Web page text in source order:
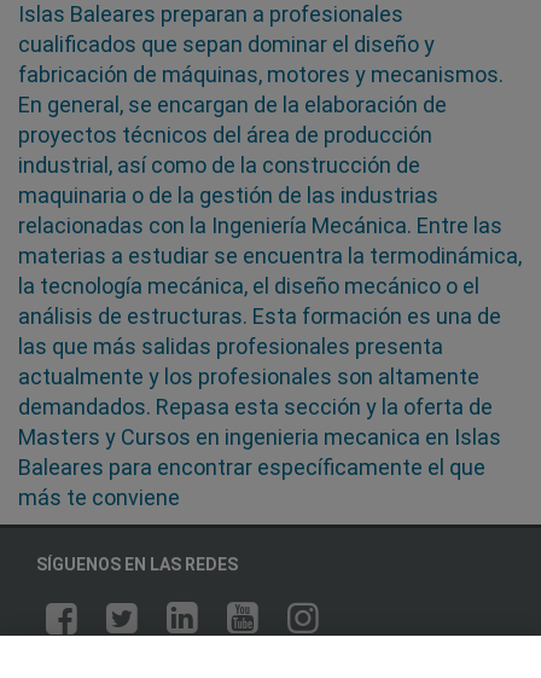
Islas Baleares preparan a profesionales
cualificados que sepan dominar el diseño y
fabricación de máquinas, motores y mecanismos.
En general, se encargan de la elaboración de
proyectos técnicos del área de producción
industrial, así como de la construcción de
maquinaria o de la gestión de las industrias
relacionadas con la Ingeniería Mecánica. Entre las
materias a estudiar se encuentra la termodinámica,
la tecnología mecánica, el diseño mecánico o el
análisis de estructuras. Esta formación es una de
las que más salidas profesionales presenta
actualmente y los profesionales son altamente
demandados. Repasa esta sección y la oferta de
Masters y Cursos en ingenieria mecanica en Islas
Baleares para encontrar específicamente el que
más te conviene
SÍGUENOS EN LAS REDES